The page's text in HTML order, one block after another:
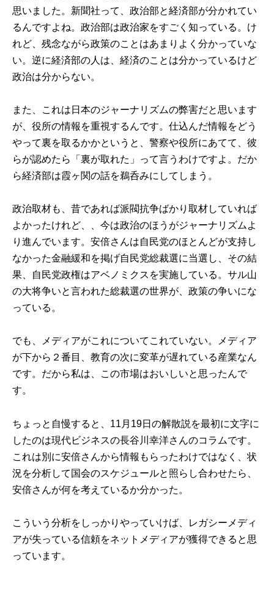
思いました。新聞社って、政治部と経済部が分かれてい
るんですよね。政治部は政治家をすごく知っている。け
れど、残念ながら政策のことはあまりよく分かっていな
い。逆に経済部の人は、経済のことは分かっているけど
政治は分からない。
また、これは日本のジャーナリズムの弊害だと思います
が、役所の情報を重視するんです。仕込んだ情報をどう
やって裏を取るかかというと、警察や役所にあてて、彼
らが認めたら「裏が取れた」って言うわけですよ。だか
ら経済部は霞ヶ関の話を鵜呑みにしてしまう。
政治取材も、昔であれば派閥抗争ばかり取材していれば
よかったけれど、、今は政治のほうがジャーナリズムよ
り進んでいます。安倍さんは自民党のほとんどが支持し
なかった金融緩和を掲げ自民党総裁選に当選し、その結
果、自民党政権はアベノミクスを実施している。サル山
の大将争いと言われた総裁選の世界が、政策の争いにな
っている。
でも、メディアがこれについてこれていない。メディア
が下から２番目、教育の次に変革が遅れている産業なん
です。だから私は、この市場はおいしいと思ったんで
す。
ちょっと自慢すると、11月19日の解散説を最初に文字に
したのは現代ビジネスの長谷川幸洋さんのコラムです。
これは別に安倍さんから情報もらったわけではなく、状
況を分析して国会のスケジュールと照らし合わせたら、
安倍さんが何を考えているか分かった。
こういう分析をしっかりやっていけば、レガシーメディ
アが失っている信頼をネットメディアが獲得できると思
っています。